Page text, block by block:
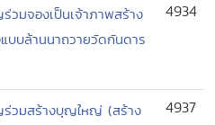
วมจองเป็นเจ้าภาพสร้าง
แบบล้านนาถวายวัดกันดาร
4934
วมสร้างบุญใหญ่ (สร้าง
4937